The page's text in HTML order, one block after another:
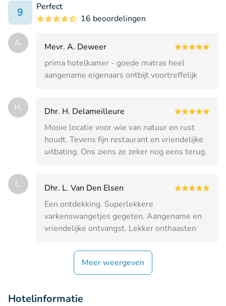
9
Perfect
16 beoordelingen
A.
Mevr. A. Deweer
prima hotelkamer - goede matras heel
aangename eigenaars ontbijt voortreffelijk
H.
Dhr. H. Delameilleure
Mooie locatie voor wie van natuur en rust
houdt. Tevens fijn restaurant en vriendelijke
uitbating. Ons ziens ze zeker nog eens terug.
L.
Dhr. L. Van Den Elsen
Een ontdekking. Superlekkere
varkenswangetjes gegeten. Aangename en
vriendelijke ontvangst. Lekker onthaasten
Meer weergeven
Hotelinformatie